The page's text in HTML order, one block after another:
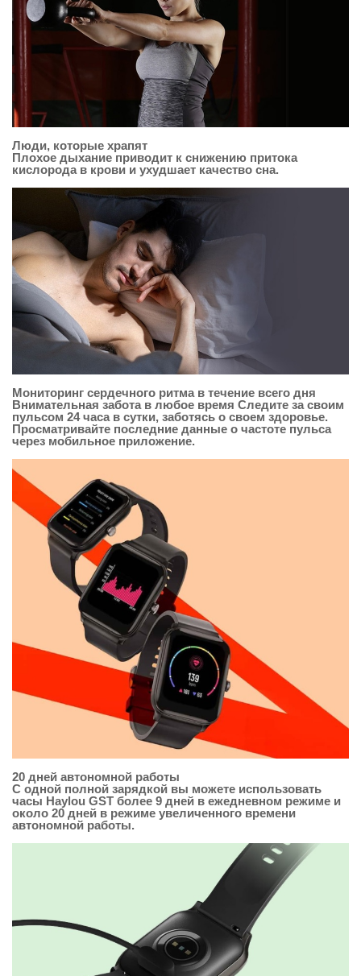
Люди, которые храпят
Плохое дыхание приводит к снижению притока
кислорода в крови и ухудшает качество сна.
Мониторинг сердечного ритма в течение всего дня
Внимательная забота в любое время Следите за своим
пульсом 24 часа в сутки, заботясь о своем здоровье.
Просматривайте последние данные о частоте пульса
через мобильное приложение.
20 дней автономной работы
С одной полной зарядкой вы можете использовать
часы Haylou GST более 9 дней в ежедневном режиме и
около 20 дней в режиме увеличенного времени
автономной работы.